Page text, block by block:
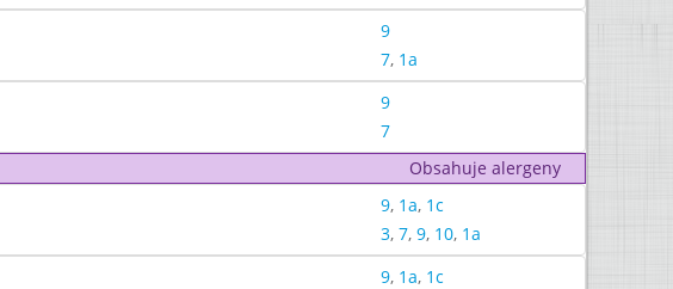
9
7, 1a
9
7
Obsahuje alergeny
9, 1a, 1c
3, 7, 9, 10, 1a
9, 1a, 1c